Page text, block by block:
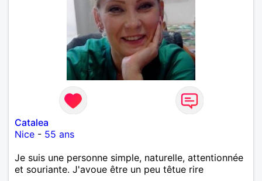
Catalea
Nice - 55 ans
Je suis une personne simple, naturelle, attentionnée
et souriante. J'avoue être un peu têtue rire